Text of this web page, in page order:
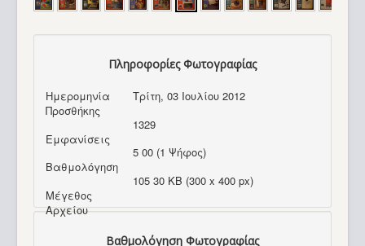
Πληροφορίες Φωτογραφίας
Ημερομηνία
Προσθήκης
Τρίτη, 03 Ιουλίου 2012
Εμφανίσεις
1329
Βαθμολόγηση
5 00 (1 Ψήφος)
Μέγεθος
Αρχείου
105 30 KB (300 x 400 px)
Βαθμολόγηση Φωτογραφίας